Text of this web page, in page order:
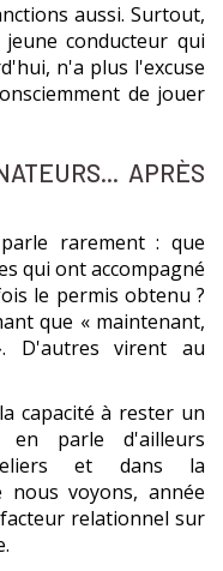
aussi. Surtout,
conducteur qui
n'a plus l'excuse
de jouer
APRÈS
rarement : que
qui ont accompagné
le permis obtenu ?
que « maintenant,
D'autres virent au
capacité à rester un
en parle d'ailleurs
et dans la
nous voyons, année
relationnel sur